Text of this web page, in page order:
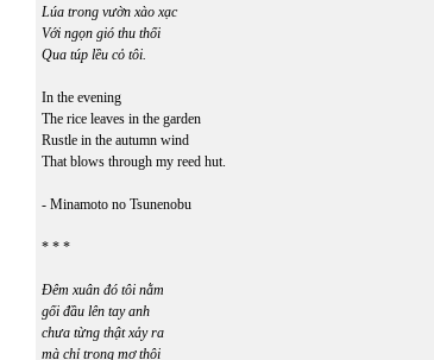
Lúa trong vườn xào xạc
Với ngọn gió thu thổi
Qua túp lều cỏ tôi.
In the evening
The rice leaves in the garden
Rustle in the autumn wind
That blows through my reed hut.
- Minamoto no Tsunenobu
* * *
Đêm xuân đó tôi nằm
gối đầu lên tay anh
chưa từng thật xảy ra
mà chỉ trong mơ thôi